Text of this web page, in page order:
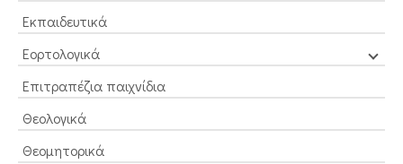
Εκπαιδευτικά
Εορτολογικά
Επιτραπέζια παιχνίδια
Θεολογικά
Θεομητορικά